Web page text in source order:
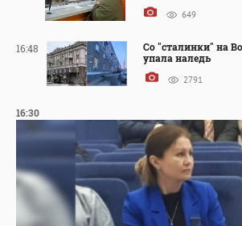
649
16:48
Со "сталинки" на
упала наледь
2791
16:30